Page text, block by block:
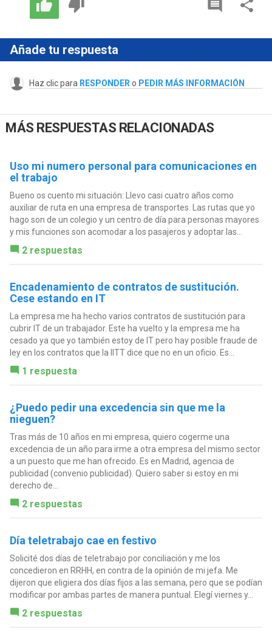
Añade tu respuesta
Haz clic para RESPONDER o PEDIR MÁS INFORMACIÓN
MÁS RESPUESTAS RELACIONADAS
Uso mi numero personal para comunicaciones en
el trabajo
Bueno os cuento mi situación: Llevo casi cuatro años como
auxiliar de ruta en una empresa de transportes. Las rutas que yo
hago son de un colegio y un centro de día para personas mayores
y mis funciones son acomodar a los pasajeros y adoptar las...
2 respuestas
Encadenamiento de contratos de sustitución.
Cese estando en IT
La empresa me ha hecho varios contratos de sustitución para
cubrir IT de un trabajador. Este ha vuelto y la empresa me ha
cesado ya que yo también estoy de IT pero hay posible fraude de
ley en los contratos que la IITT dice que no en un oficio. Es...
1 respuesta
¿Puedo pedir una excedencia sin que me la
nieguen?
Tras más de 10 años en mi empresa, quiero cogerme una
excedencia de un año para irme a otra empresa del mismo sector
a un puesto que me han ofrecido. Es en Madrid, agencia de
publicidad (convenio publicidad). Quiero saber si estoy en mi
derecho de...
2 respuestas
Día teletrabajo cae en festivo
Solicité dos días de teletrabajo por conciliación y me los
concedieron en RRHH, en contra de la opinión de mi jefa. Me
dijeron que eligiera dos días fijos a las semana, pero que se podían
modificar por ambas partes de manera puntual. Elegí viernes y...
2 respuestas